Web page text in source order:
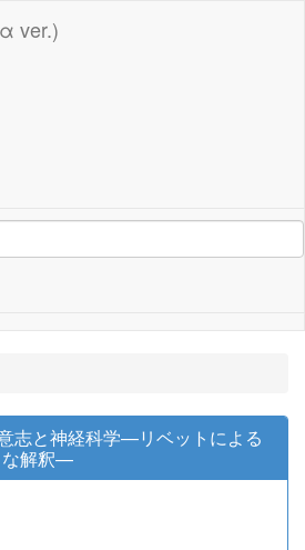
ver.)
志と神経科学—リベットによる
な解釈—